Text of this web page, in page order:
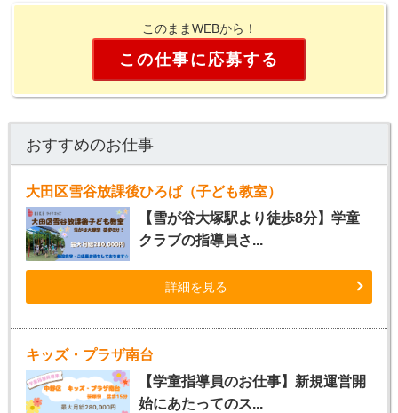
このままWEBから！
この仕事に応募する
おすすめのお仕事
大田区雪谷放課後ひろば（子ども教室）
【雪が谷大塚駅より徒歩8分】学童
クラブの指導員さ...
詳細を見る
キッズ・プラザ南台
【学童指導員のお仕事】新規運営開
始にあたってのス...